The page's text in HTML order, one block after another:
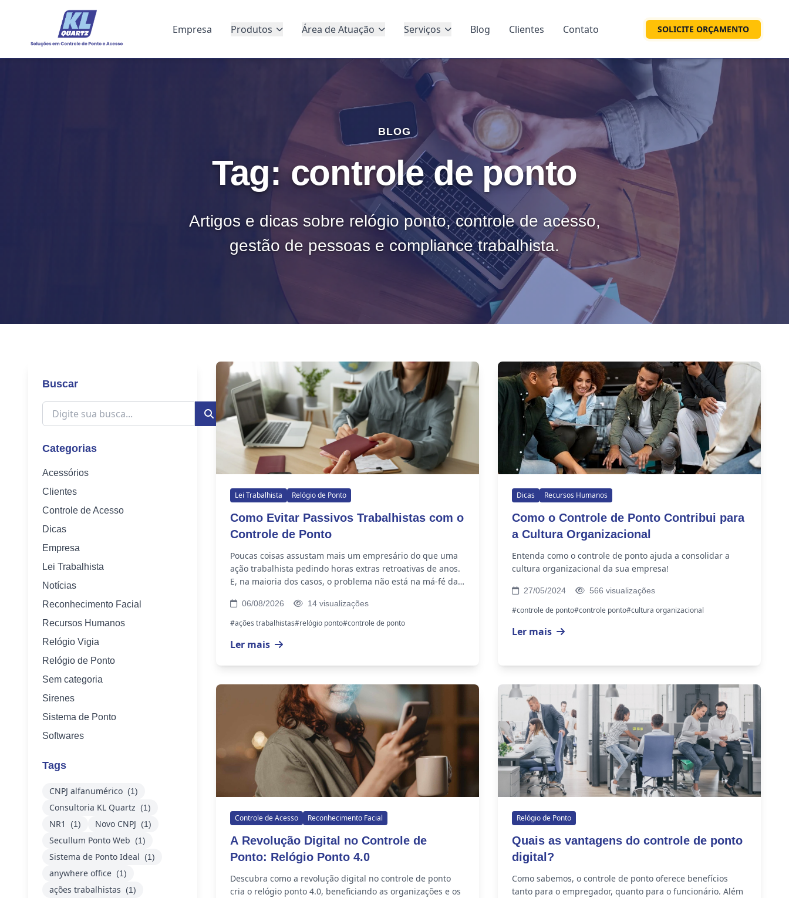
Empresa Produtos Área de Atuação Serviços Blog Clientes Contato SOLICITE ORÇAMENTO
BLOG
Tag: controle de ponto
Artigos e dicas sobre relógio ponto, controle de acesso,
gestão de pessoas e compliance trabalhista.
Buscar
Categorias
Acessórios
Clientes
Controle de Acesso
Dicas
Empresa
Lei Trabalhista
Notícias
Reconhecimento Facial
Recursos Humanos
Relógio Vigia
Relógio de Ponto
Sem categoria
Sirenes
Sistema de Ponto
Softwares
Tags
CNPJ alfanumérico (1)
Consultoria KL Quartz (1)
NR1 (1) Novo CNPJ (1)
Secullum Ponto Web (1)
Sistema de Ponto Ideal (1)
anywhere office (1)
ações trabalhistas (1)
Lei Trabalhista Relógio de Ponto
Como Evitar Passivos Trabalhistas com o
Controle de Ponto
Poucas coisas assustam mais um empresário do que uma
ação trabalhista pedindo horas extras retroativas de anos.
E, na maioria dos casos, o problema não está na má-fé da
06/08/2026 14 visualizações
#ações trabalhistas#relógio ponto#controle de ponto
Ler mais
Dicas Recursos Humanos
Como o Controle de Ponto Contribui para
a Cultura Organizacional
Entenda como o controle de ponto ajuda a consolidar a
cultura organizacional da sua empresa!
27/05/2024 566 visualizações
#controle de ponto#controle ponto#cultura organizacional
Ler mais
Controle de Acesso Reconhecimento Facial
A Revolução Digital no Controle de
Ponto: Relógio Ponto 4.0
Descubra como a revolução digital no controle de ponto
cria o relógio ponto 4.0, beneficiando as organizações e os
Relógio de Ponto
Quais as vantagens do controle de ponto
digital?
Como sabemos, o controle de ponto oferece benefícios
tanto para o empregador, quanto para o funcionário. Além